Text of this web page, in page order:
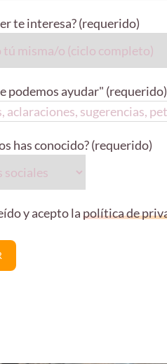
te interesa? (requerido)
podemos ayudar" (requerido)
has conocido? (requerido)
y acepto lapolítica de